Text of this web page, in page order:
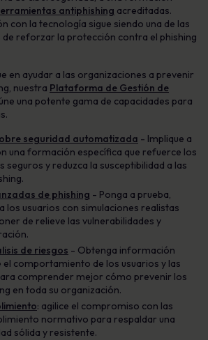
antiphishing acreditadas.
con la tecnología sigue siendo una de las
reforzar la protección contra el phishing
en ayudar a las organizaciones a prevenir
nuestra Plataforma de Gestión de
una potente gama de capacidades para
seguridad automatizada - Implique a
una formación específica que refuerce los
y reduzca la susceptibilidad a las
de phishing - Ponga a prueba,
los usuarios con simulaciones realistas
de relieve las vulnerabilidades y
de riesgos - Obtenga información
comportamiento de los usuarios y las
comprender mejor cómo prevenir los
en toda su organización.
: agilice el compromiso con las
normativo para respaldar una
sólida y resistente.